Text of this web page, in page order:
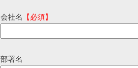
会社名 【必須】
部署名